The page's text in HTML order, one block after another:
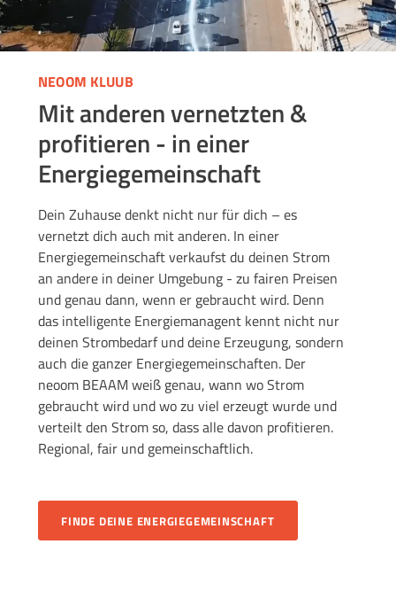
NEOOM KLUUB
Mit anderen vernetzten &
profitieren - in einer
Energiegemeinschaft
Dein Zuhause denkt nicht nur für dich – es
vernetzt dich auch mit anderen. In einer
Energiegemeinschaft verkaufst du deinen Strom
an andere in deiner Umgebung - zu fairen Preisen
und genau dann, wenn er gebraucht wird. Denn
das intelligente Energiemanagent kennt nicht nur
deinen Strombedarf und deine Erzeugung, sondern
auch die ganzer Energiegemeinschaften. Der
neoom BEAAM weiß genau, wann wo Strom
gebraucht wird und wo zu viel erzeugt wurde und
verteilt den Strom so, dass alle davon profitieren.
Regional, fair und gemeinschaftlich.
FINDE DEINE ENERGIEGEMEINSCHAFT